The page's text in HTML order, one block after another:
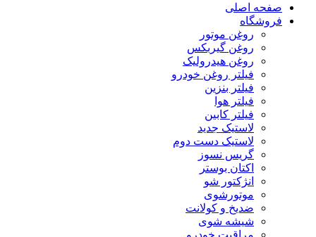
صفحه اصلی
فروشگاه
روغن موتور
روغن گیربکس
روغن هیدرولیک
فیلتر روغن خودرو
فیلتر بنزین
فیلتر هوا
فیلتر کابین
لاستیک جدید
لاستیک دست دوم
گریس نسوز
اکتان بوستر
انژکتور شو
موتورشوی
ضدیخ و کولانت
شیشه شوی
مراقبت خودرو